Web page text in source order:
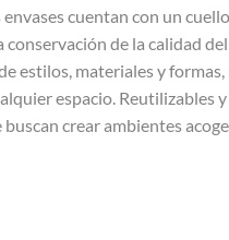
cuentan con un
de la calidad
estilos, materiales y
espacio. Reutilizables
crear ambientes